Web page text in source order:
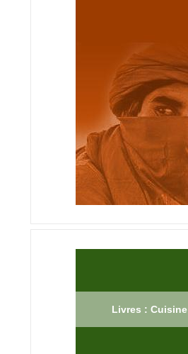
Livres : Cuisine